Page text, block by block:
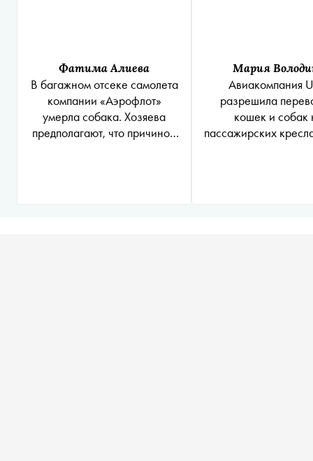
Фатима Алиева
В багажном отсеке самолета
компании «Аэрофлот»
умерла собака. Хозяева
предполагают, что причиной
Мария
Авиакомпания
разрешила
кошек и собак
пассажирских